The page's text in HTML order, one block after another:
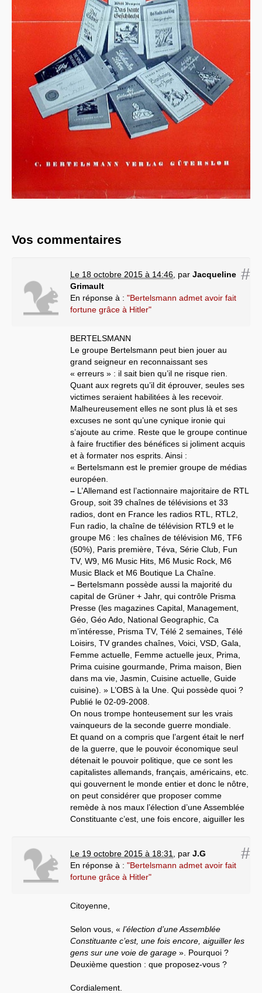
Vos commentaires
#
Le 18 octobre 2015 à 14:46 par Jacqueline
Grimault
En réponse à : "Bertelsmann admet avoir fait
fortune grâce à Hitler"
BERTELSMANN
Le groupe Bertelsmann peut bien jouer au
grand seigneur en reconnaissant ses
« erreurs » : il sait bien qu’il ne risque rien.
Quant aux regrets qu’il dit éprouver, seules ses
victimes seraient habilitées à les recevoir.
Malheureusement elles ne sont plus là et ses
excuses ne sont qu’une cynique ironie qui
s’ajoute au crime. Reste que le groupe continue
à faire fructifier des bénéfices si joliment acquis
et à formater nos esprits. Ainsi :
« Bertelsmann est le premier groupe de médias
européen.
– L’Allemand est l’actionnaire majoritaire de RTL
Group, soit 39 chaînes de télévisions et 33
radios, dont en France les radios RTL, RTL2,
Fun radio, la chaîne de télévision RTL9 et le
groupe M6 : les chaînes de télévision M6, TF6
(50%), Paris première, Téva, Série Club, Fun
TV, W9, M6 Music Hits, M6 Music Rock, M6
Music Black et M6 Boutique La Chaîne.
– Bertelsmann possède aussi la majorité du
capital de Grüner + Jahr, qui contrôle Prisma
Presse (les magazines Capital, Management,
Géo, Géo Ado, National Geographic, Ca
m’intéresse, Prisma TV, Télé 2 semaines, Télé
Loisirs, TV grandes chaînes, Voici, VSD, Gala,
Femme actuelle, Femme actuelle jeux, Prima,
Prima cuisine gourmande, Prima maison, Bien
dans ma vie, Jasmin, Cuisine actuelle, Guide
cuisine). » L’OBS à la Une. Qui possède quoi ?
Publié le 02-09-2008.
On nous trompe honteusement sur les vrais
vainqueurs de la seconde guerre mondiale.
Et quand on a compris que l’argent était le nerf
de la guerre, que le pouvoir économique seul
détenait le pouvoir politique, que ce sont les
capitalistes allemands, français, américains, etc.
qui gouvernent le monde entier et donc le nôtre,
on peut considérer que proposer comme
remède à nos maux l’élection d’une Assemblée
Constituante c’est, une fois encore, aiguiller les
Jacqueline Grimault.
« »
#
Le 19 octobre 2015 à 18:31 par J.G
En réponse à : "Bertelsmann admet avoir fait
fortune grâce à Hitler"
Citoyenne,
Selon vous, « l’élection d’une Assemblée
Constituante c’est, une fois encore, aiguiller les
gens sur une voie de garage ». Pourquoi ?
Deuxième question : que proposez-vous ?
Cordialement.